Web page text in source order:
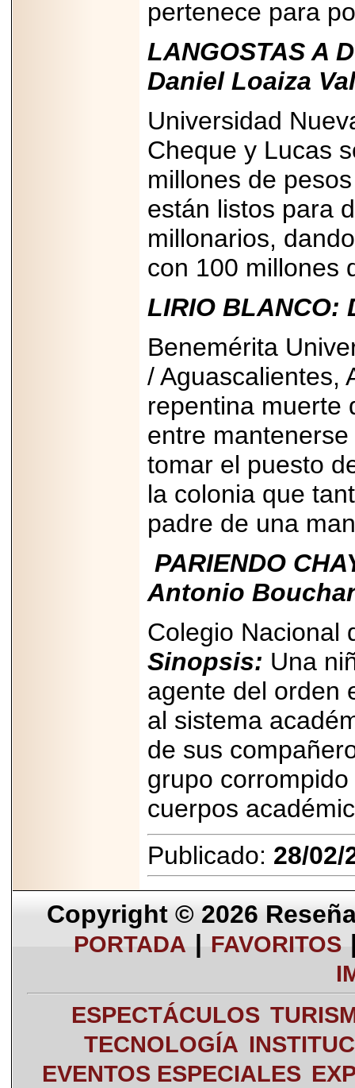
pertenece para
LANGOSTAS A
Daniel Loaiza
Universidad
Cheque y Lucas
millones de
están listos para
millonarios,
con 100 millones
LIRIO
Benemérita
/ Aguascalientes,
repentina muerte
entre
tomar el puesto
la colonia que
padre de una
PARIENDO
Antonio
Colegio Nacional
Sinopsis: Una
agente del orden
al sistema
de sus
grupo
cuerpos
Publicado: 28/02/
Copyright © 2026
PORTADA | FAVORITOS
ESPECTÁCULOS
TECNOLOGÍA
EVENTOS ESPECIALES